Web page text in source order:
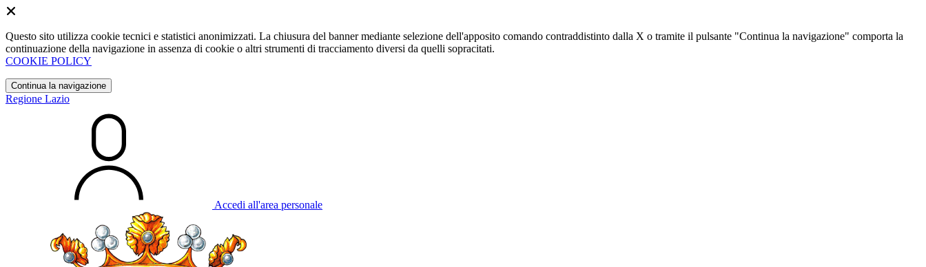
Questo sito utilizza cookie tecnici e statistici anonimizzati. La chiusura del banner mediante selezione dell'apposito comando contraddistinto dalla X o tramite il pulsante "Continua la navigazione" comporta la
continuazione della navigazione in assenza di cookie o altri strumenti di tracciamento diversi da quelli sopracitati.
COOKIE POLICY
Continua la navigazione
Regione Lazio
Accedi all'area personale